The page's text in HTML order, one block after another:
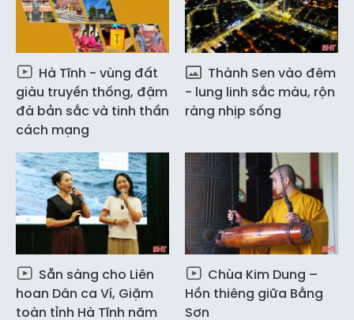
Hà Tĩnh - vùng đất
giàu truyền thống, đậm
đà bản sắc và tinh thần
cách mạng
Thành Sen vào đêm
- lung linh sắc màu, rộn
ràng nhịp sống
Sẵn sàng cho Liên
hoan Dân ca Ví, Giặm
toàn tỉnh Hà Tĩnh năm
Chùa Kim Dung –
Hồn thiêng giữa Bằng
Sơn